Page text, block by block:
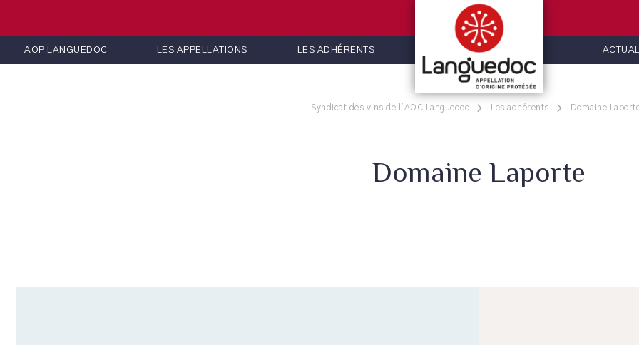
AOP LANGUEDOC LES APPELLATIONS LES ADHÉRENTS
Syndicat des vins de l'AOC Languedoc Les adhérents Domaine
Domaine Laporte